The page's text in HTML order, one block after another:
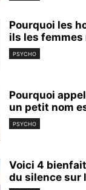
Pourquoi les
ils les femmes
PSYCHO
Pourquoi
un petit nom
PSYCHO
Voici 4
du silence sur